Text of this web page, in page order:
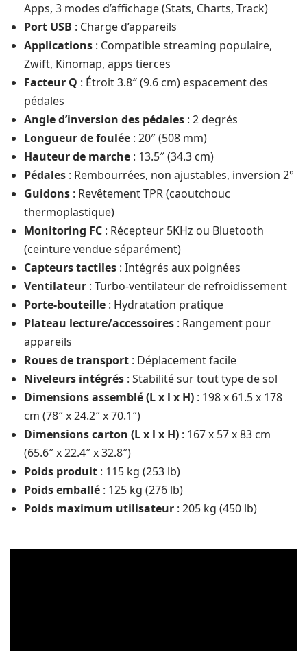
Apps, 3 modes d’affichage (Stats, Charts, Track)
Port USB : Charge d’appareils
Applications : Compatible streaming populaire,
Zwift, Kinomap, apps tierces
Facteur Q : Étroit 3.8″ (9.6 cm) espacement des
pédales
Angle d’inversion des pédales : 2 degrés
Longueur de foulée : 20″ (508 mm)
Hauteur de marche : 13.5″ (34.3 cm)
Pédales : Rembourrées, non ajustables, inversion 2°
Guidons : Revêtement TPR (caoutchouc
thermoplastique)
Monitoring FC : Récepteur 5KHz ou Bluetooth
(ceinture vendue séparément)
Capteurs tactiles : Intégrés aux poignées
Ventilateur : Turbo-ventilateur de refroidissement
Porte-bouteille : Hydratation pratique
Plateau lecture/accessoires : Rangement pour
appareils
Roues de transport : Déplacement facile
Niveleurs intégrés : Stabilité sur tout type de sol
Dimensions assemblé (L x l x H) : 198 x 61.5 x 178
cm (78″ x 24.2″ x 70.1″)
Dimensions carton (L x l x H) : 167 x 57 x 83 cm
(65.6″ x 22.4″ x 32.8″)
Poids produit : 115 kg (253 lb)
Poids emballé : 125 kg (276 lb)
Poids maximum utilisateur : 205 kg (450 lb)